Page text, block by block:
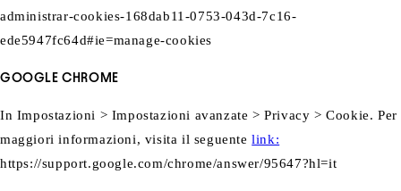
administrar-cookies-168dab11-0753-043d-7c16-
ede5947fc64d#ie=manage-cookies
GOOGLE CHROME
In Impostazioni > Impostazioni avanzate > Privacy > Cookie. Per
maggiori informazioni, visita il seguentelink:
https://support.google.com/chrome/answer/95647?hl=it